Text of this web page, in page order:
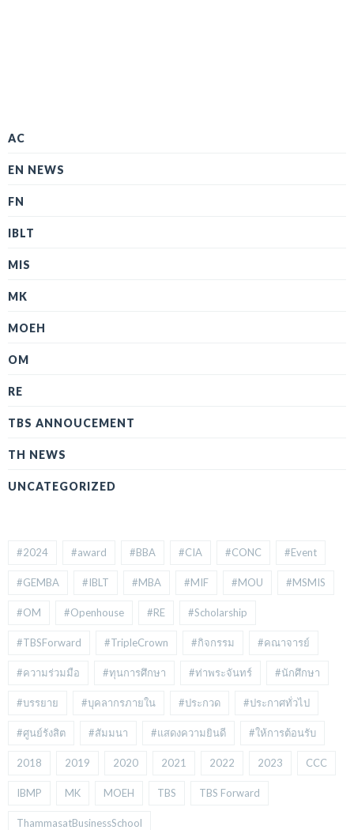
AC
EN NEWS
FN
IBLT
MIS
MK
MOEH
OM
RE
TBS ANNOUCEMENT
TH NEWS
UNCATEGORIZED
#2024 #award #BBA #CIA #CONC #Event
#GEMBA #IBLT #MBA #MIF #MOU #MSMIS
#OM #Openhouse #RE #Scholarship
#TBSForward #TripleCrown #กิจกรรม #คณาจารย์
#ความร่วมมือ #ทุนการศึกษา #ท่าพระจันทร์ #นักศึกษา
#บรรยาย #บุคลากรภายใน #ประกวด #ประกาศทั่วไป
#ศูนย์รังสิต #สัมมนา #แสดงความยินดี #ให้การต้อนรับ
2018 2019 2020 2021 2022 2023 CCC
IBMP MK MOEH TBS TBS Forward
ThammasatBusinessSchool